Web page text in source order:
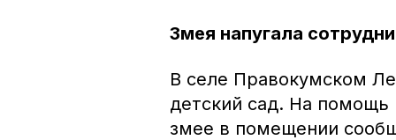
Змея напугала
В селе Правокумском
детский сад. На помощь
змее в помещении